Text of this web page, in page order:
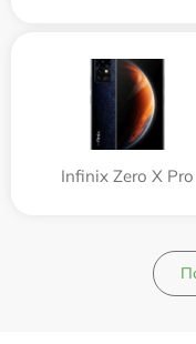
Infinix Zero X Pro